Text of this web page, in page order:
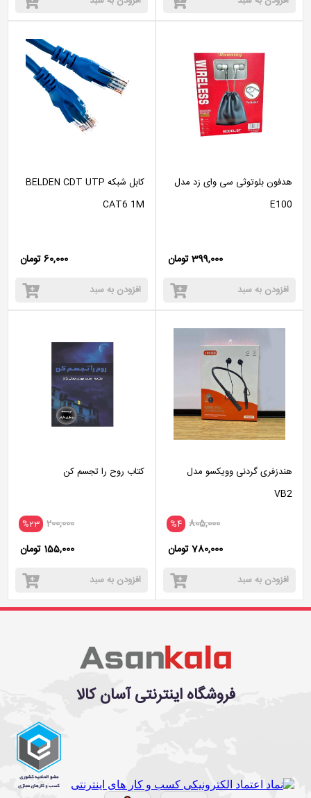
هدفون بلوتوثی سی وای زد مدل
E100
399,000 تومان
افزودن به سبد
کابل شبکه BELDEN CDT UTP
CAT6 1M
60,000 تومان
افزودن به سبد
هندزفری گردنی وویکسو مدل
VB2
%4 805,000
780,000 تومان
افزودن به سبد
کتاب روح را تجسم کن
%23 200,000
155,000 تومان
افزودن به سبد
فروشگاه اینترنتی آسان کالا